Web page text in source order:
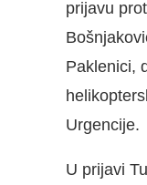
prijavu
Paklenici,
Urgencije.
U prijavi